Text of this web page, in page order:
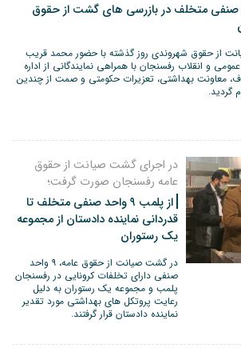
صنفی متخلف در بازرسی های گشت از حقوق
از حقوق شهروندی روز گذشته با حضور محمد قریب
و انقلاب رفسنجان با همراهی نمایندگانی از اداره
معاونت بهداشتی، تعزیرات حکومتی و صمت از چندین
گردید.
در اجرای گشت صیانت از حقوق
عامه رفسنجان صورت گرفت؛
از پلمب ۹ واحد صنفی متخلف تا
قدردانی نماینده دادستان از مجموعه
یک رستوران
در گشت صیانت از حقوق عامه، ۹ واحد
صنفی دارای تخلفات کرونایی در رفسنجان
پلمب و مجموعه یک رستوران به دلیل
رعایت پروتکل های بهداشتی مورد تقدیر
نماینده دادستان قرار گرفتند.